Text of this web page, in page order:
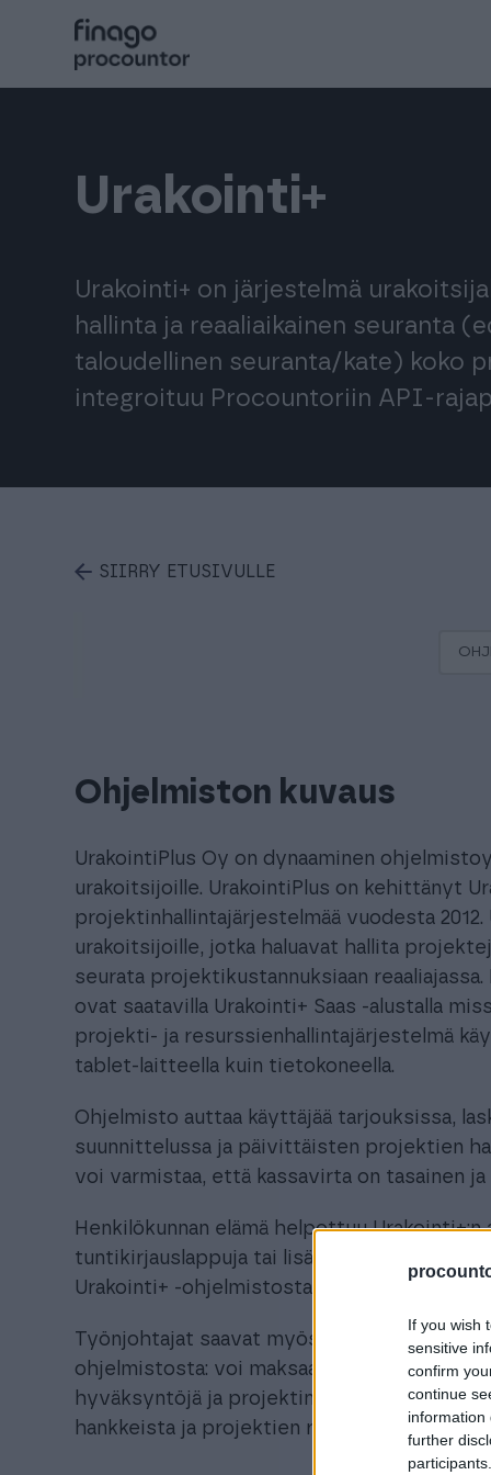
If you wish
sensitive
confirm
continue
information
further
sisältöön
Urakointi+
Urakointi+ on järjestelmä
hallinta ja reaaliaikainen seuranta
taloudellinen seuranta/kate) koko
integroituu Procountoriin API-
SIIRRY ETUSIVULLE
Ohjelmiston kuvaus
UrakointiPlus Oy on dynaaminen
urakoitsijoille. UrakointiPlus on kehittänyt
projektinhallintajärjestelmää vuodesta
urakoitsijoille, jotka haluavat hallita
seurata projektikustannuksiaan
ovat saatavilla Urakointi+ Saas -alustalla
projekti- ja resurssienhallintajärjestelmä
tablet-laitteella kuin tietokoneella.
Ohjelmisto auttaa käyttäjää tarjouksissa,
suunnittelussa ja päivittäisten projektien
voi varmistaa, että kassavirta on tasainen
Henkilökunnan elämä helpottuu Urakointi+:n
tuntikirjauslappuja tai lisätyöraportteja.
Urakointi+ -ohjelmistosta. Riittää, kun on
Työnjohtajat saavat myös kaikki
ohjelmistosta: voi maksaa palkkoja,
hyväksyntöjä ja projektinsuunnittelua.
hankkeista ja projektien resurssointi
Sopimuskone
Allekirjoitus